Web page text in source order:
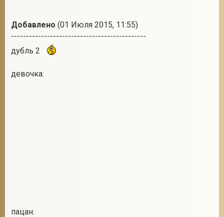
Добавлено (01 Июля 2015, 11:55)
---------------------------------------------
дубль 2
девочка:
пацан: